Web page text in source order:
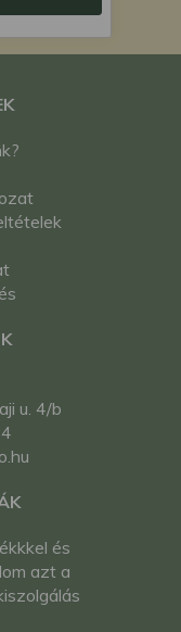
u. 4/b
és
azt a